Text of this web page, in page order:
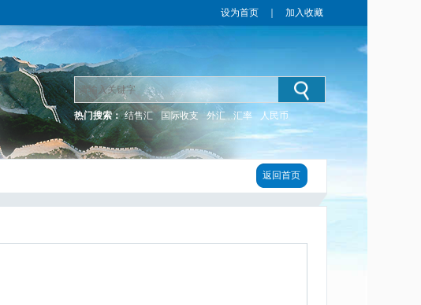
设为首页 加入收藏
热门搜索： 结售汇 国际收支 外汇 汇率 人民币
返回首页